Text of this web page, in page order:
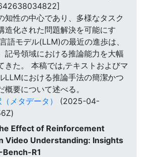
知性の中心であり、多様なタスク
造化された問題解決を可能にす
語モデル(LLM)の最近の進歩は、
記号領域における推論能力を大幅
きた。 本稿では,テキストおよびマ
LLMにおける推論手法の簡潔かつ
概要について述べる。
メタデータ）
(2025-04-
Effect of Reinforcement
Video Understanding: Insights
Bench-R1